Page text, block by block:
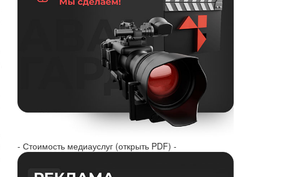
- Стоимость медиауслуг (открыть PDF) -